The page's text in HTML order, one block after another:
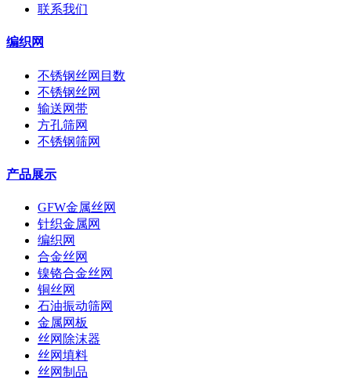
联系我们
编织网
不锈钢丝网目数
不锈钢丝网
输送网带
方孔筛网
不锈钢筛网
产品展示
GFW金属丝网
针织金属网
编织网
合金丝网
镍铬合金丝网
铜丝网
石油振动筛网
金属网板
丝网除沫器
丝网填料
丝网制品